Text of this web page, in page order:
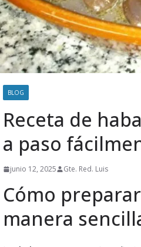
BLOG
Receta de
a paso
junio 12, 2025 Gte. Red. Luis
Cómo
manera